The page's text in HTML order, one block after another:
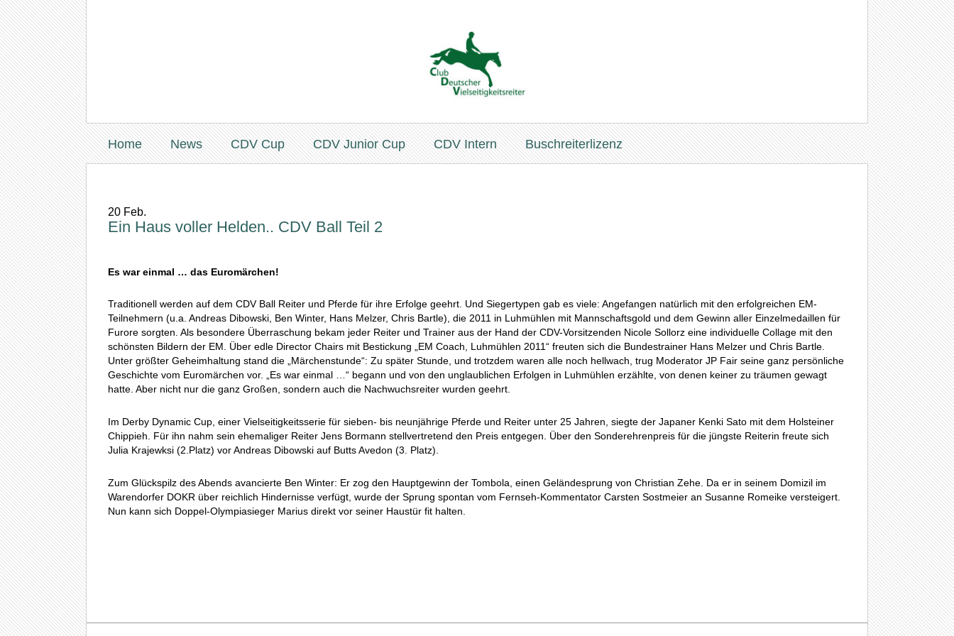
Home News CDV Cup CDV Junior Cup CDV Intern Buschreiterlizenz
20 Feb.
Ein Haus voller Helden.. CDV Ball Teil 2
Es war einmal … das Euromärchen!
Traditionell werden auf dem CDV Ball Reiter und Pferde für ihre Erfolge geehrt. Und Siegertypen gab es viele: Angefangen natürlich mit den erfolgreichen EM-
Teilnehmern (u.a. Andreas Dibowski, Ben Winter, Hans Melzer, Chris Bartle), die 2011 in Luhmühlen mit Mannschaftsgold und dem Gewinn aller Einzelmedaillen für
Furore sorgten. Als besondere Überraschung bekam jeder Reiter und Trainer aus der Hand der CDV-Vorsitzenden Nicole Sollorz eine individuelle Collage mit den
schönsten Bildern der EM. Über edle Director Chairs mit Bestickung „EM Coach, Luhmühlen 2011“ freuten sich die Bundestrainer Hans Melzer und Chris Bartle.
Unter größter Geheimhaltung stand die „Märchenstunde“: Zu später Stunde, und trotzdem waren alle noch hellwach, trug Moderator JP Fair seine ganz persönliche
Geschichte vom Euromärchen vor. „Es war einmal …“ begann und von den unglaublichen Erfolgen in Luhmühlen erzählte, von denen keiner zu träumen gewagt
hatte. Aber nicht nur die ganz Großen, sondern auch die Nachwuchsreiter wurden geehrt.
Im Derby Dynamic Cup, einer Vielseitigkeitsserie für sieben- bis neunjährige Pferde und Reiter unter 25 Jahren, siegte der Japaner Kenki Sato mit dem Holsteiner
Chippieh. Für ihn nahm sein ehemaliger Reiter Jens Bormann stellvertretend den Preis entgegen. Über den Sonderehrenpreis für die jüngste Reiterin freute sich
Julia Krajewksi (2.Platz) vor Andreas Dibowski auf Butts Avedon (3. Platz).
Zum Glückspilz des Abends avancierte Ben Winter: Er zog den Hauptgewinn der Tombola, einen Geländesprung von Christian Zehe. Da er in seinem Domizil im
Warendorfer DOKR über reichlich Hindernisse verfügt, wurde der Sprung spontan vom Fernseh-Kommentator Carsten Sostmeier an Susanne Romeike versteigert.
Nun kann sich Doppel-Olympiasieger Marius direkt vor seiner Haustür fit halten.